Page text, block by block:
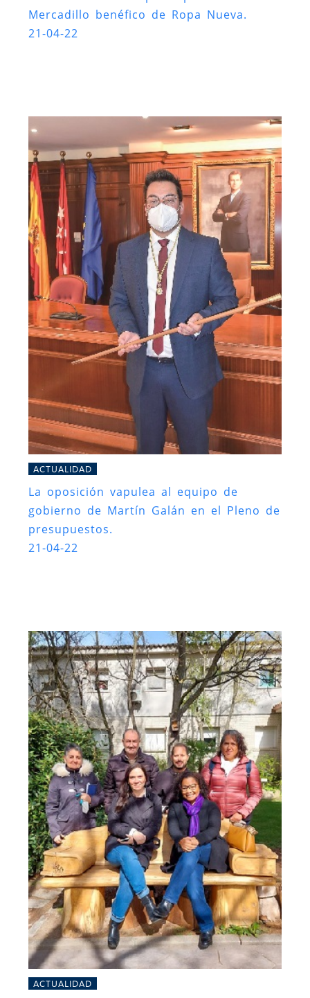
Mercadillo benéfico de Ropa Nueva.
21-04-22
ACTUALIDAD
La oposición vapulea al equipo de
gobierno de Martín Galán en el Pleno de
presupuestos.
21-04-22
ACTUALIDAD